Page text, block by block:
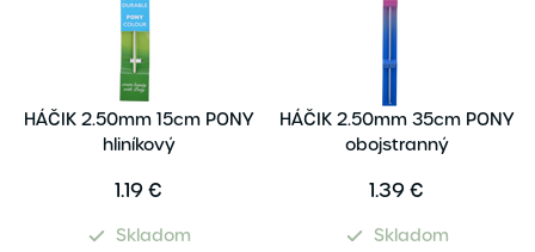
HÁČIK 2.50mm 15cm PONY
hliníkový
1.19 €
Skladom
HÁČIK 2.50mm 35cm PONY
obojstranný
1.39 €
Skladom